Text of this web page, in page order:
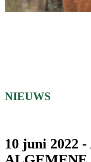
NIEUWS
10 juni 2022